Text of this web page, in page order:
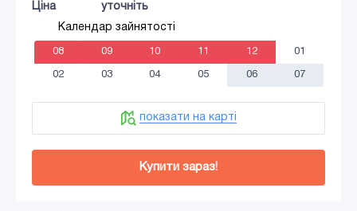
Ціна
уточніть
Календар зайнятості
08 09 10 11 12 01
02 03 04 05 06 07
показати на карті
Купити зараз!